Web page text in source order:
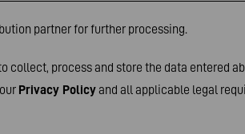
partner for further processing.
collect, process and store the data entered
Privacy Policyand all applicable legal